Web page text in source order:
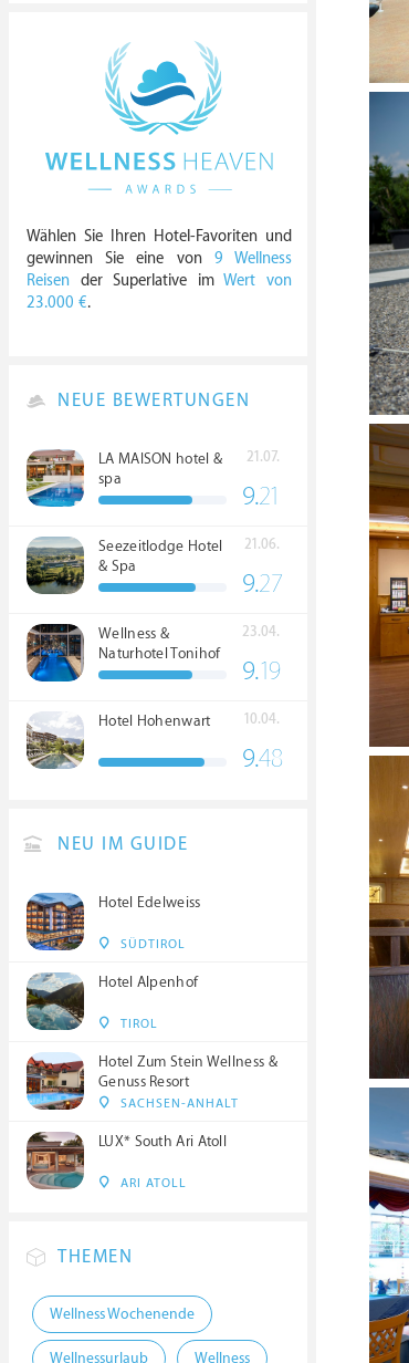
Wählen Sie Ihren Hotel-Favoriten und
gewinnen Sie eine von 9 Wellness
Reisen der Superlative imWert von
23.000 €.
NEUE BEWERTUNGEN
LA MAISON hotel &
spa
21.07.
9.21
Seezeitlodge Hotel
& Spa
21.06.
9.27
Wellness &
Naturhotel Tonihof
****S
23.04.
9.19
Hotel Hohenwart 10.04.
9.48
NEU IM GUIDE
Hotel Edelweiss
SÜDTIROL
Hotel Alpenhof
TIROL
Hotel Zum Stein Wellness &
Genuss Resort
SACHSEN-ANHALT
LUX* South Ari Atoll
ARI ATOLL
THEMEN
Wellness Wochenende
Wellnessurlaub Wellness